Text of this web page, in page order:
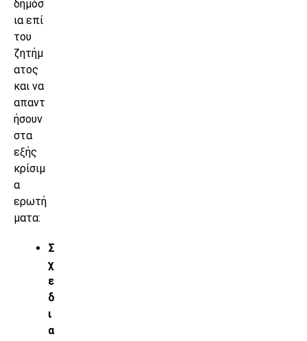
δημόσ
ια επί
του
ζητήμ
ατος
και να
απαντ
ήσουν
στα
εξής
κρίσιμ
α
ερωτή
ματα:
Σ
χ
ε
δ
ι
α